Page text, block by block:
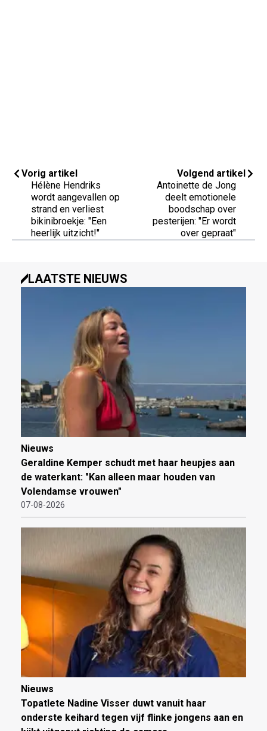
Vorig artikel
Hélène Hendriks
wordt aangevallen op
strand en verliest
bikinibroekje: "Een
heerlijk uitzicht!"
Volgend artikel
Antoinette de Jong
deelt emotionele
boodschap over
pesterijen: "Er wordt
over gepraat"
LAATSTE NIEUWS
Nieuws
Geraldine Kemper schudt met haar heupjes aan
de waterkant: "Kan alleen maar houden van
Volendamse vrouwen"
07-08-2026
Nieuws
Topatlete Nadine Visser duwt vanuit haar
onderste keihard tegen vijf flinke jongens aan en